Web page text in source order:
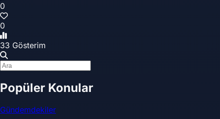
0
0
33 Gösterim
Popüler Konular
Gündemdekiler